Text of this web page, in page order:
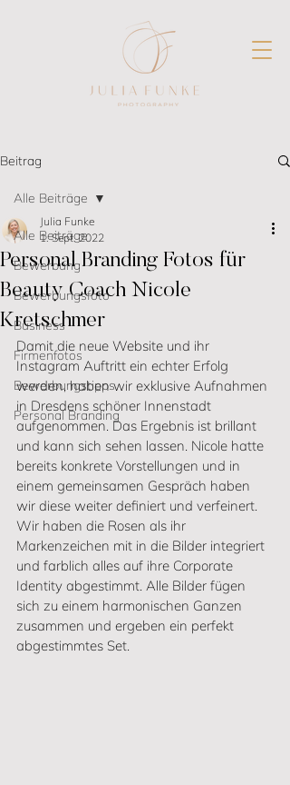
Beitrag
Alle Beiträge
Bewerbung
Bewerbungsfoto
Business
Firmenfotos
Bewerbungstipps
Personal Branding
Alle Beiträge
Personal Branding Fotos für
Beauty Coach Nicole
Kretschmer
Julia Funke
1. Sept. 2022
Damit die neue Website und ihr
Instagram Auftritt ein echter Erfolg
werden, haben wir exklusive Aufnahmen
in Dresdens schöner Innenstadt
aufgenommen. Das Ergebnis ist brillant
und kann sich sehen lassen. Nicole hatte
bereits konkrete Vorstellungen und in
einem gemeinsamen Gespräch haben
wir diese weiter definiert und verfeinert.
Wir haben die Rosen als ihr
Markenzeichen mit in die Bilder integriert
und farblich alles auf ihre Corporate
Identity abgestimmt. Alle Bilder fügen
sich zu einem harmonischen Ganzen
zusammen und ergeben ein perfekt
abgestimmtes Set.